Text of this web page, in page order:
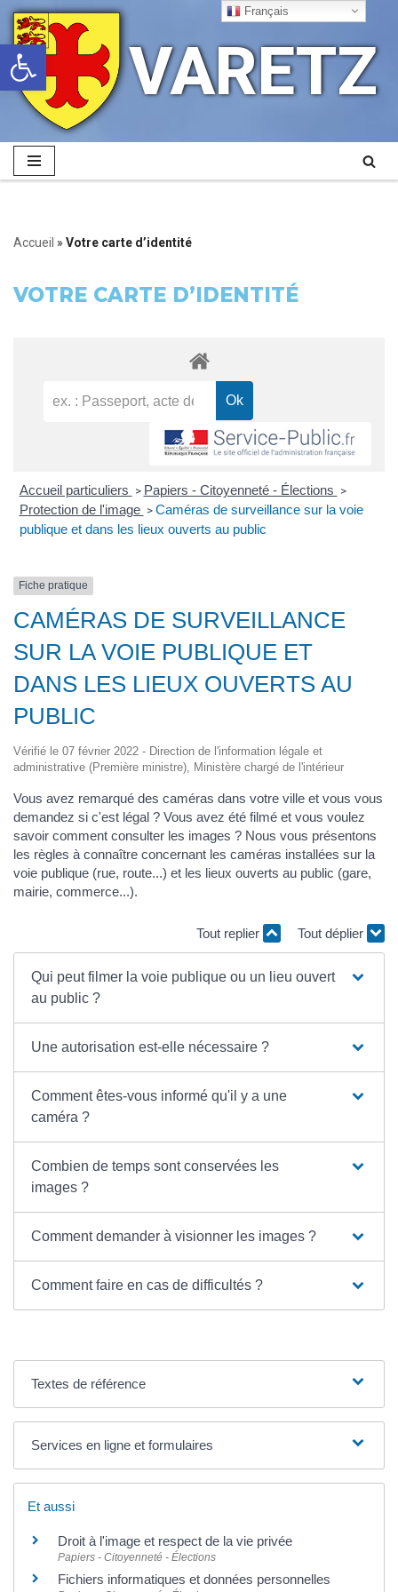
Ouvrir la barre d’outils
Aller
au
contenu
VARETZ
Accueil » Votre carte d’identité
VOTRE CARTE D’IDENTITÉ
Accueil particuliers > Papiers - Citoyenneté - Élections >
Protection de l'image > Caméras de surveillance sur la voie
publique et dans les lieux ouverts au public
Fiche pratique
CAMÉRAS DE SURVEILLANCE
SUR LA VOIE PUBLIQUE ET
DANS LES LIEUX OUVERTS AU
PUBLIC
Vérifié le 07 février 2022 - Direction de l'information légale et
administrative (Première ministre), Ministère chargé de l'intérieur
Vous avez remarqué des caméras dans votre ville et vous vous
demandez si c'est légal ? Vous avez été filmé et vous voulez
savoir comment consulter les images ? Nous vous présentons
les règles à connaître concernant les caméras installées sur la
voie publique (rue, route...) et les lieux ouverts au public (gare,
mairie, commerce...).
Tout replier Tout déplier
Qui peut filmer la voie publique ou un lieu ouvert
au public ?
Une autorisation est-elle nécessaire ?
Comment êtes-vous informé qu'il y a une
caméra ?
Combien de temps sont conservées les
images ?
Comment demander à visionner les images ?
Comment faire en cas de difficultés ?
Textes de référence
Services en ligne et formulaires
Et aussi
Droit à l'image et respect de la vie privée
Papiers - Citoyenneté - Élections
Fichiers informatiques et données personnelles
Français